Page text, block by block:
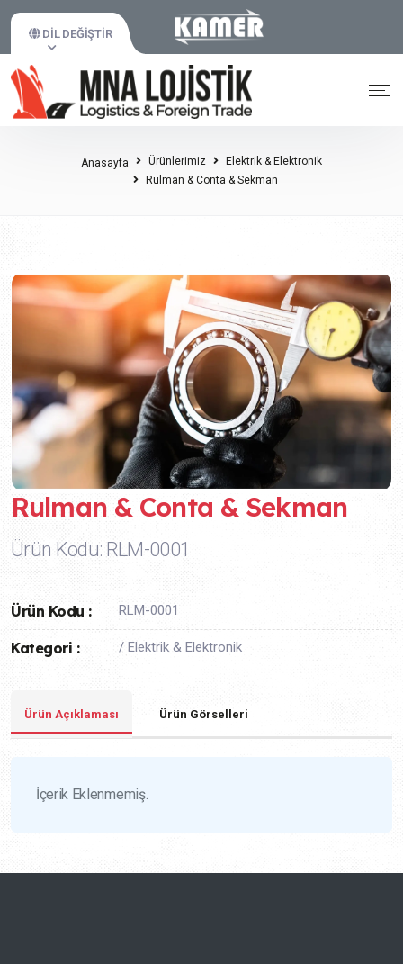
DIL DEĞIŞTIR
Anasayfa Ürünlerimiz
Elektrik & Elektronik
Rulman & Conta & Sekman
Rulman & Conta & Sekman
Ürün Kodu: RLM-0001
Ürün Kodu : RLM-0001
Kategori : / Elektrik & Elektronik
Ürün Açıklaması Ürün Görselleri
İçerik Eklenmemiş.